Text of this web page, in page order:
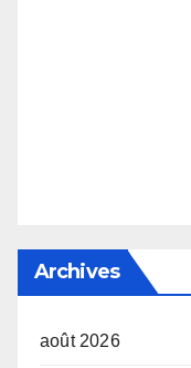
Archives
août 2026